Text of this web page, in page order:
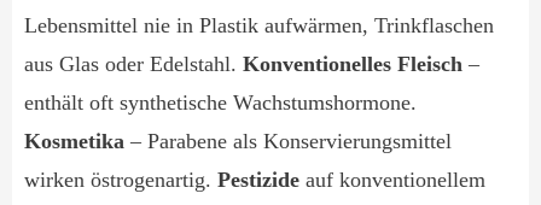
Lebensmittel nie in Plastik aufwärmen, Trinkflaschen
aus Glas oder Edelstahl. Konventionelles Fleisch –
enthält oft synthetische Wachstumshormone.
Kosmetika – Parabene als Konservierungsmittel
wirken östrogenartig. Pestizide auf konventionellem